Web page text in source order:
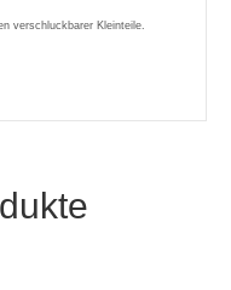
verschluckbarer Kleinteile.